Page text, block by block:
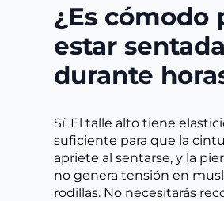
¿Es cómodo
estar sentada
durante
Sí. El talle alto tiene
suficiente para que la
apriete al sentarse, y la
no genera tensión en
rodillas. No necesitarás